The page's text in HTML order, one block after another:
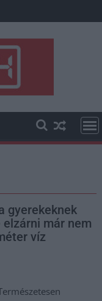
gyerekeknek
már nem
víz